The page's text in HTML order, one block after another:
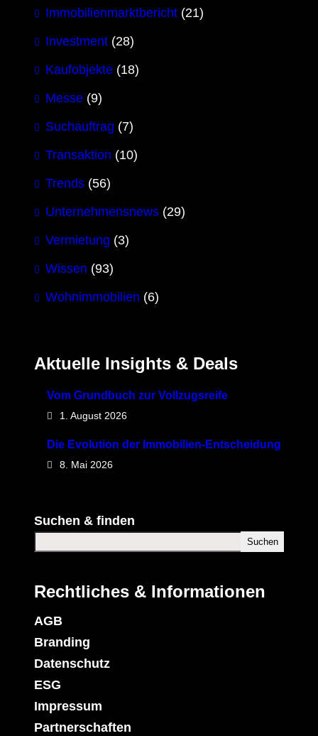
Immobilienmarktbericht (21)
Investment (28)
Kaufobjekte (18)
Messe (9)
Suchauftrag (7)
Transaktion (10)
Trends (56)
Unternehmensnews (29)
Vermietung (3)
Wissen (93)
Wohnimmobilien (6)
Aktuelle Insights & Deals
Vom Grundbuch zur Vollzugsreife
1. August 2026
Die Evolution der Immobilien-Entscheidung
8. Mai 2026
Suchen & finden
Suchen
Rechtliches & Informationen
AGB
Branding
Datenschutz
ESG
Impressum
Partnerschaften